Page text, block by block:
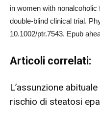
in women with
double-blind clinical trial.
10.1002/ptr.7543. Epub
Articoli correlati:
L’assunzione
rischio di steatosi